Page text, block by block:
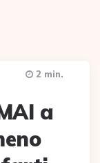
a
2 min.